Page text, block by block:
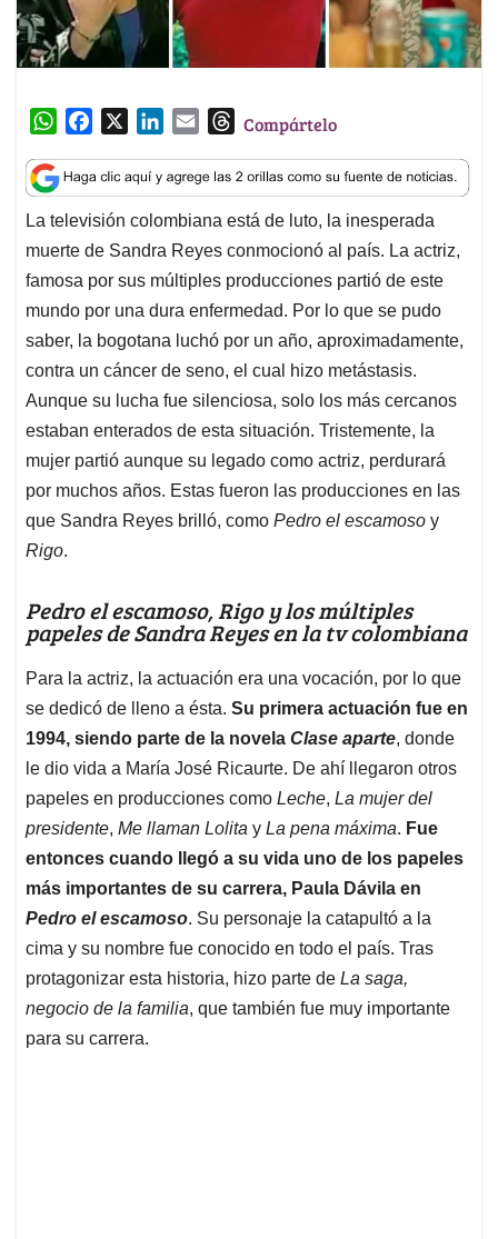
W
a
t
s
A
p
p
c
e
b
o
o
k
n
k
e
d
I
n
a
i
l
T
r
e
a
d
s
Compártelo
La televisión colombiana está de luto, la inesperada
muerte de Sandra Reyes conmocionó al país. La actriz,
famosa por sus múltiples producciones partió de este
mundo por una dura enfermedad. Por lo que se pudo
saber, la bogotana luchó por un año, aproximadamente,
contra un cáncer de seno, el cual hizo metástasis.
Aunque su lucha fue silenciosa, solo los más cercanos
estaban enterados de esta situación. Tristemente, la
mujer partió aunque su legado como actriz, perdurará
por muchos años. Estas fueron las producciones en las
que Sandra Reyes brilló, como Pedro el escamoso y
Rigo.
Pedro el escamoso, Rigo y los múltiples
papeles de Sandra Reyes en la tv colombiana
Para la actriz, la actuación era una vocación, por lo que
se dedicó de lleno a ésta. Su primera actuación fue en
1994, siendo parte de la novela Clase aparte, donde
le dio vida a María José Ricaurte. De ahí llegaron otros
papeles en producciones como Leche, La mujer del
presidente, Me llaman Lolita y La pena máxima. Fue
entonces cuando llegó a su vida uno de los papeles
más importantes de su carrera, Paula Dávila en
Pedro el escamoso. Su personaje la catapultó a la
cima y su nombre fue conocido en todo el país. Tras
protagonizar esta historia, hizo parte de La saga,
negocio de la familia, que también fue muy importante
para su carrera.